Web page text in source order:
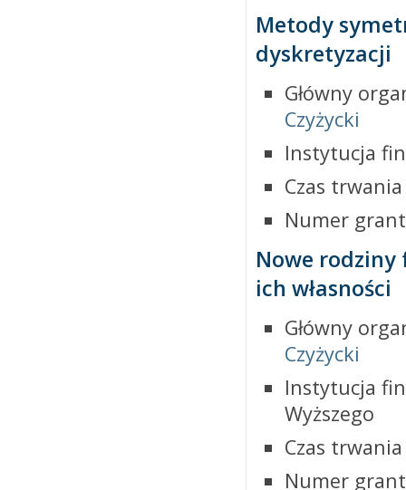
Metody
dyskretyzacji
Główny
Czyżycki
Instytucja
Czas
Numer
Nowe
ich własności
Główny
Czyżycki
Instytucja
Wyższego
Czas
Numer